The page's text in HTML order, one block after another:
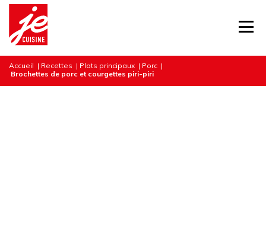
Accueil | Recettes | Plats principaux | Porc |
Brochettes de porc et courgettes piri-piri